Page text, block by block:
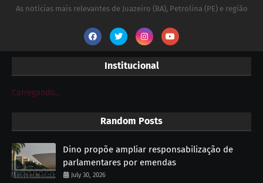
As notícias mais relevantes de Juazeiro (BA), Petrolina (PE) e região
Institucional
Carregando...
Random Posts
Dino propõe ampliar responsabilização de
parlamentares por emendas
July 30, 2026